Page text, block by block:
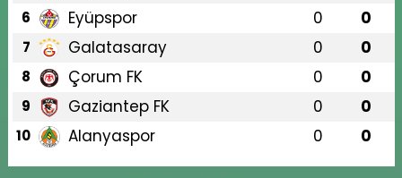
6 Eyüpspor 0 0
7 Galatasaray 0 0
8 Çorum FK 0 0
9 Gaziantep FK 0 0
10 Alanyaspor 0 0